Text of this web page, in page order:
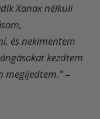
Xanax nélküli
és nekimentem
kezdtem
megijedtem.” –